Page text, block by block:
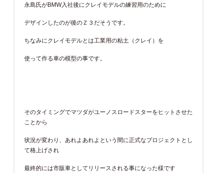
永島氏がBMW入社後にクレイモデルの練習用のために
デザインしたのが後のＺ３だそうです。
ちなみにクレイモデルとは工業用の粘土（クレイ）を
使って作る車の模型の事です。
そのタイミングでマツダがユーノスロードスターをヒットさせた
ことから
状況が変わり、あれよあれよという間に正式なプロジェクトとし
て格上げされ
最終的には市販車としてリリースされる事になった様です